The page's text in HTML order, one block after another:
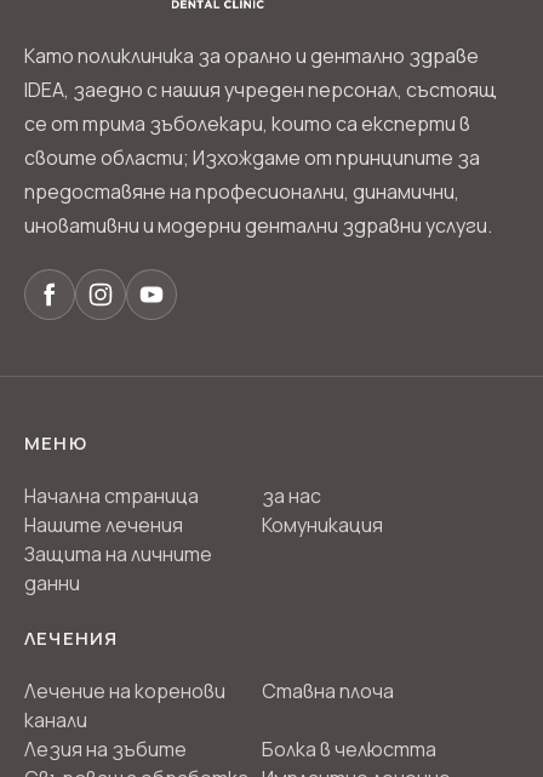
Като поликлиника за орално и дентално здраве
IDEA, заедно с нашия учреден персонал, състоящ
се от трима зъболекари, които са експерти в
своите области; Изхождаме от принципите за
предоставяне на професионални, динамични,
иновативни и модерни дентални здравни услуги.
МЕНЮ
Начална страница
за нас
Нашите лечения
Комуникация
Защита на личните
данни
ЛЕЧЕНИЯ
Лечение на коренови
канали
Ставна плоча
Лезия на зъбите
Болка в челюстта